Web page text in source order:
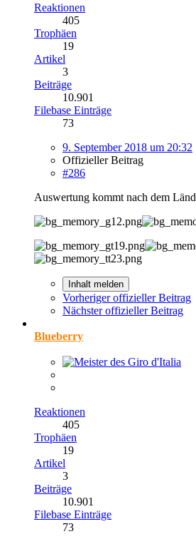
Reaktionen
405
Trophäen
19
Artikel
3
Beiträge
10.901
Filebase Einträge
73
9. September 2018 um 20:32
Offizieller Beitrag
#286
Auswertung kommt nach dem
Inhalt melden
Vorheriger offizieller Beitrag
Nächster offizieller Beitrag
Blueberry
Reaktionen
405
Trophäen
19
Artikel
3
Beiträge
10.901
Filebase Einträge
73